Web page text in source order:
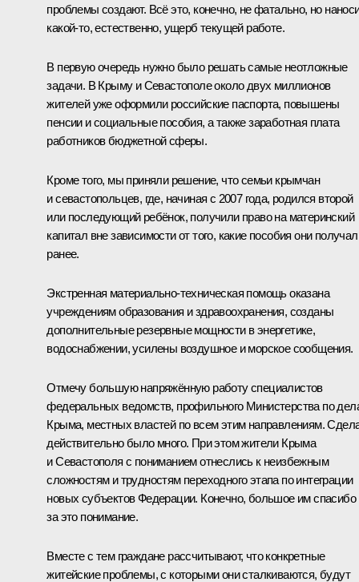
проблемы создают. Всё это, конечно, не фатально, но
какой‑то, естественно, ущерб текущей работе.
В первую очередь нужно было решать самые неотложные
задачи. В Крыму и Севастополе около двух миллионов
жителей уже оформили российские паспорта, повышены
пенсии и социальные пособия, а также заработная плата
работников бюджетной сферы.
Кроме того, мы приняли решение, что семьи крымчан
и севастопольцев, где, начиная с 2007 года, родился второй
или последующий ребёнок, получили право на материнский
капитал вне зависимости от того, какие пособия они
ранее.
Экстренная материально-техническая помощь оказана
учреждениям образования и здравоохранения, созданы
дополнительные резервные мощности в энергетике,
водоснабжении, усилены воздушное и морское сообщения.
Отмечу большую напряжённую работу специалистов
федеральных ведомств, профильного Министерства по
Крыма, местных властей по всем этим направлениям.
действительно было много. При этом жители Крыма
и Севастополя с пониманием отнеслись к неизбежным
сложностям и трудностям переходного этапа по интеграции
новых субъектов Федерации. Конечно, большое им спасибо
за это понимание.
Вместе с тем граждане рассчитывают, что конкретные
житейские проблемы, с которыми они сталкиваются, будут